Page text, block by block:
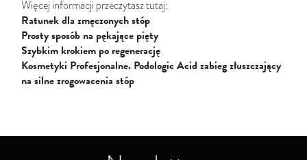
Więcej informacji przeczytasz tutaj:
Ratunek dla zmęczonych stóp
Prosty sposób na pękające pięty
Szybkim krokiem po regenerację
Kosmetyki Profesjonalne. Podologic Acid zabieg złuszczający
na silne zrogowacenia stóp